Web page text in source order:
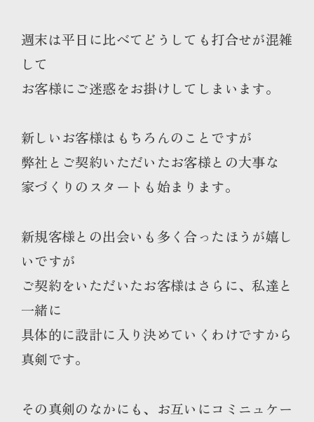
週末は平日に比べてどうしても打合せが混雑
して
お客様にご迷惑をお掛けしてしまいます。
新しいお客様はもちろんのことですが
弊社とご契約いただいたお客様との大事な
家づくりのスタートも始まります。
新規客様との出会いも多く合ったほうが嬉し
いですが
ご契約をいただいたお客様はさらに、私達と
一緒に
具体的に設計に入り決めていくわけですから
真剣です。
その真剣のなかにも、お互いにコミニュケー